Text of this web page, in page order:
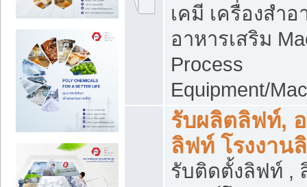
เคมี เครื่องสำ
อาหารเสริม
Process
Equipment/
รับผลิตลิฟท์,
ลิฟท์ โรงงาน
รับติดตั้งลิฟท์ ,